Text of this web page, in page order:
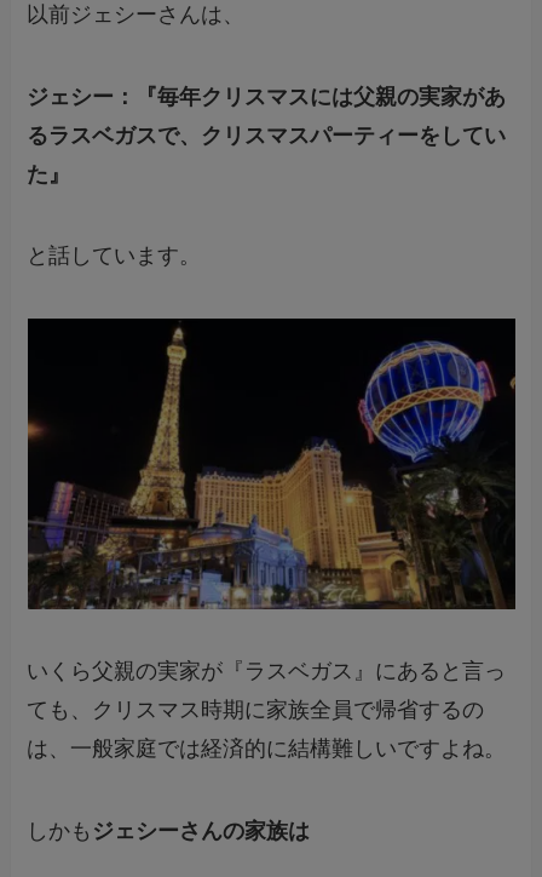
以前ジェシーさんは、
ジェシー：『毎年クリスマスには父親の実家があ
るラスベガスで、クリスマスパーティーをしてい
た』
と話しています。
いくら父親の実家が『ラスベガス』にあると言っ
ても、クリスマス時期に家族全員で帰省するの
は、一般家庭では経済的に結構難しいですよね。
しかも ジェシーさんの家族は